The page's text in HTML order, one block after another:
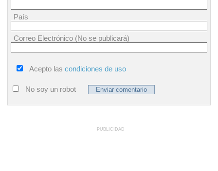
País
Correo Electrónico (No se publicará)
Acepto las condiciones de uso
No soy un robot
PUBLICIDAD